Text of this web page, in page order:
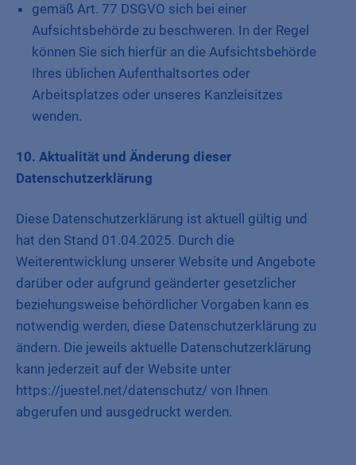
gemäß Art. 77 DSGVO sich bei einer
Aufsichtsbehörde zu beschweren. In der Regel
können Sie sich hierfür an die Aufsichtsbehörde
Ihres üblichen Aufenthaltsortes oder
Arbeitsplatzes oder unseres Kanzleisitzes
wenden.
10. Aktualität und Änderung dieser
Datenschutzerklärung
Diese Datenschutzerklärung ist aktuell gültig und
hat den Stand 01.04.2025. Durch die
Weiterentwicklung unserer Website und Angebote
darüber oder aufgrund geänderter gesetzlicher
beziehungsweise behördlicher Vorgaben kann es
notwendig werden, diese Datenschutzerklärung zu
ändern. Die jeweils aktuelle Datenschutzerklärung
kann jederzeit auf der Website unter
https://juestel.net/datenschutz/ von Ihnen
abgerufen und ausgedruckt werden.